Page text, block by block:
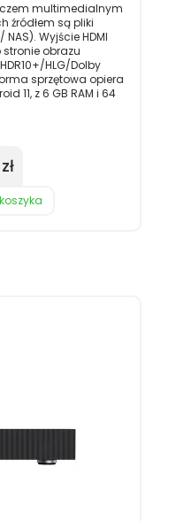
multimedialnym
źródłem są pliki
Wyjście HDMI
stronie obrazu
HLG/Dolby
sprzętowa opiera
11, z 6 GB RAM i 64